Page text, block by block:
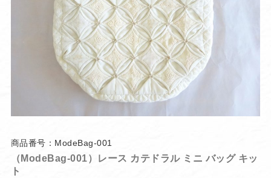
商品番号：ModeBag-001
（ModeBag-001）レース カテドラル ミニ バッグ キッ
ト